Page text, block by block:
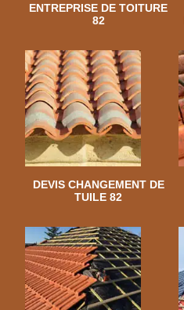
ENTREPRISE DE TOITURE
82
DEVIS CHANGEMENT DE
TUILE 82